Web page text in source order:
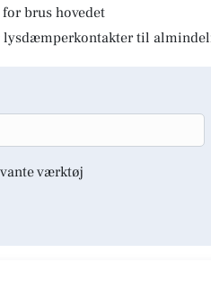
brus hovedet
til
værktøj